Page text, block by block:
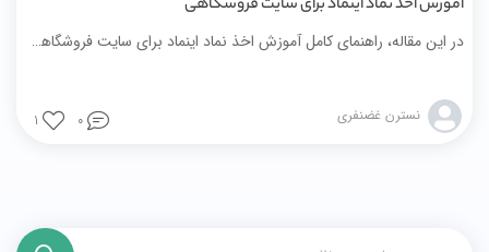
آموزش اخذ نماد اینماد برای سایت فروشگاهی
در این مقاله، راهنمای کامل آموزش اخذ نماد اینماد برای سایت فروشگاهی ارائه شده است تا صاحبان کسب‌وکارها بتوانند با اطمینان بیشتری راه‌ اندازی فروشگاه اینترنتی خود را انجام دهند. با استفاده از این راهنما، کاربران فروشگاه ساز میهن‌ شاپ می‌توانند مراحل قانونی دریافت اینماد را مرحله به مرحله دنبال کنند و اعتماد مشتریان را جلب کنند. این مقاله شامل توضیح کامل ثبت‌نام، احراز هویت، ارائه مدارک و اتصال نماد به سایت است و به شما کمک می‌کند فرآیند ساخت سایت فروشگاهی، طراحی سایت فروشگاهی و خرید سایت فروشگاهی را با اطمینان کامل انجام دهید و فروشگاه خود را حرفه‌ای راه‌اندازی کنید.
نسترن غضنفری 0
1